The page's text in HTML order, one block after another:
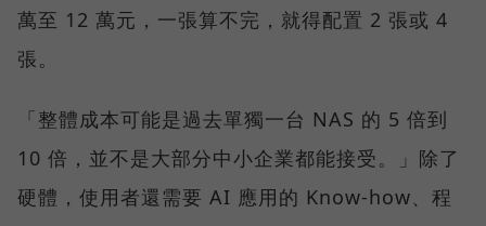
萬至 12 萬元，一張算不完，就得配置 2 張或 4
張。
「整體成本可能是過去單獨一台 NAS 的 5 倍到
10 倍，並不是大部分中小企業都能接受。」除了
硬體，使用者還需要 AI 應用的 Know-how、程